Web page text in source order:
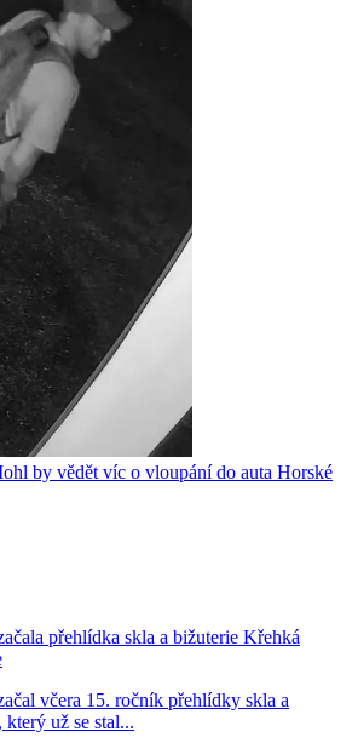
by vědět víc o vloupání do auta Horské
přehlídka skla a bižuterie Křehká
včera 15. ročník přehlídky skla a
už se stal...